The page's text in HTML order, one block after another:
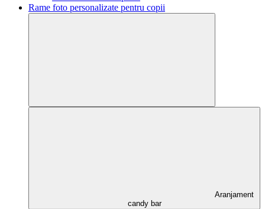
Rame foto personalizate pentru copii
Aranjament
candy bar